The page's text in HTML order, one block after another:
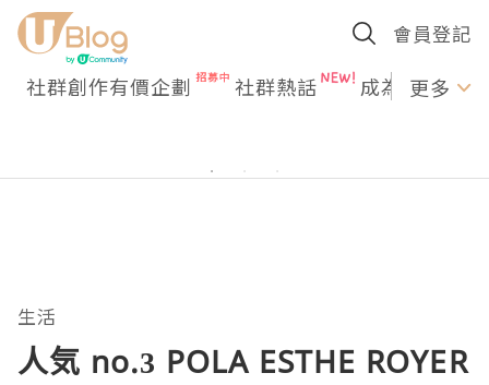
會員登記
社群創作有價企劃 社群熱話 成為U更多
生活
人気 no.3 POLA ESTHE ROYER